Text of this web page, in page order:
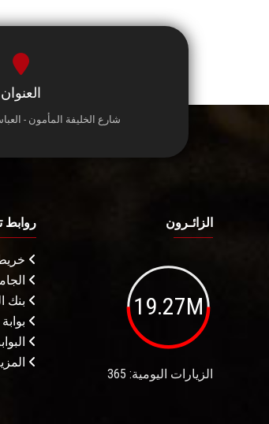
العنوان
شارع الخليفة المأمون -
الزائـرون
19.27M
الزيارات اليومية: 365
روابط
بنك